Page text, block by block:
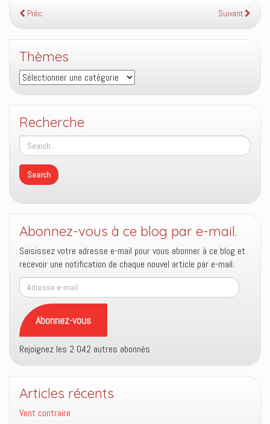
Préc. Suivant
Thèmes
Thèmes
Recherche
Abonnez-vous à ce blog par e-mail.
Saisissez votre adresse e-mail pour vous abonner à ce blog et
recevoir une notification de chaque nouvel article par e-mail.
Adresse
e-
mail
Abonnez-vous
Rejoignez les 2 042 autres abonnés
Articles récents
Vent contraire